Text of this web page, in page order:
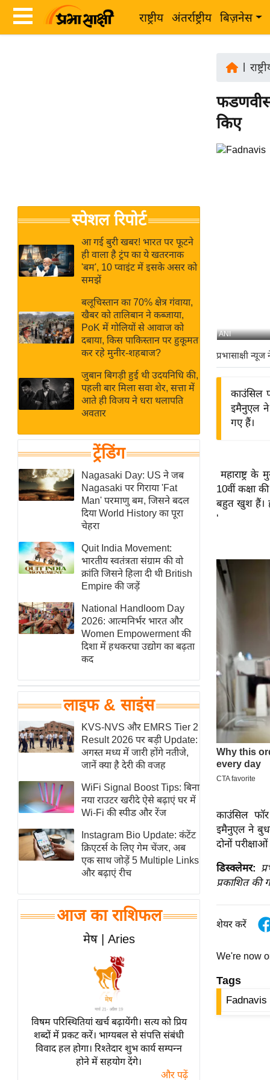
राष्ट्रीय अंतर्राष्ट्रीय बिज़नेस
Breaking
News in
Hindi
Hindi
Hindi
Videos
जगत
राय
बजट
क्रिकेट
IPL
2026
ई-पेपर
मिसाल बेमिसाल
शख्सियत
यंग इंडिया
साहित्य जगत
ऑटो वर्ल्ड
न्यूज ब्रीफ
मनोरंजन जगत
बॉलीवुड
हॉलीवुड
फिल्म समीक्षा
Breaking
News
लाइफस्टाइल
टेक्नॉलॉजी
ब्यूटी/फैशन
पर्यटन स्थल
फिटनेस मंत्रा
रिलेशनशिप
राजनीति
विश्लेषण
समसामयिक
मातृभूमि
स्तंभ
एम.
आर.
चाय पर
समीक्षा
व्रत
त्योहार
राशिफल
विशेष
स्पेशल रिपोर्ट
आ गई बुरी खबर! भारत पर फूटने
ही वाला है ट्रंप का ये खतरनाक
'बम', 10 प्वाइंट में इसके असर को
समझें
बलूचिस्तान का 70% क्षेत्र गंवाया,
खैबर को तालिबान ने कब्जाया,
PoK में गोलियों से आवाज को
दबाया, किस पाकिस्तान पर हुकूमत
कर रहे मुनीर-शहबाज?
जुबान बिगड़ी हुई थी उदयनिधि की,
पहली बार मिला सवा शेर, सत्ता में
आते ही विजय ने धरा थलापति
अवतार
ट्रेंडिंग
Nagasaki Day: US ने जब
Nagasaki पर गिराया 'Fat
Man' परमाणु बम, जिसने बदल
दिया World History का पूरा
चेहरा
Quit India Movement:
भारतीय स्वतंत्रता संग्राम की वो
क्रांति जिसने हिला दी थी British
Empire की जड़ें
National Handloom Day
2026: आत्मनिर्भर भारत और
Women Empowerment की
दिशा में हथकरघा उद्योग का बढ़ता
कद
लाइफ & साइंस
KVS-NVS और EMRS Tier 2
Result 2026 पर बड़ी Update:
अगस्त मध्य में जारी होंगे नतीजे,
जानें क्या है देरी की वजह
WiFi Signal Boost Tips: बिना
नया राउटर खरीदे ऐसे बढ़ाएं घर में
Wi-Fi की स्पीड और रेंज
Instagram Bio Update: कंटेंट
क्रिएटर्स के लिए गेम चेंजर, अब
एक साथ जोड़ें 5 Multiple Links
और बढ़ाएं रीच
आज का राशिफल
मेष | Aries
विषम परिस्थितियां खर्च बढ़ायेंगी। सत्य को प्रिय
शब्दों में प्रकट करें। भाग्यबल से संपत्ति संबंधी
विवाद हल होगा। रिश्तेदार शुभ कार्य सम्पन्न
होने में सहयोग देंगे।
और पढ़ें
फडणवीस
किए
ANI
प्रभासाक्षी न्यूज
काउंसिल
इमैनुएल ने
गए हैं।
महाराष्ट्र
10वीं कक्षा
बहुत खुश हैं।
‘
काउंसिल
इमैनुएल ने
दोनों
डिस्क्लेमर:
प्रकाशित की
शेयर करें
We're now
Tags
Fadnavis